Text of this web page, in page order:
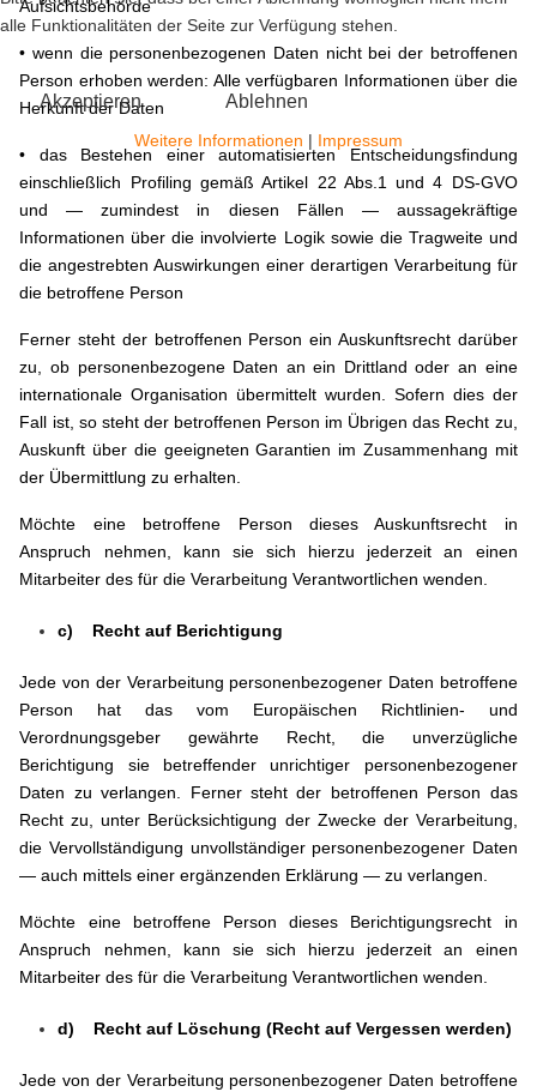
Aufsichtsbehörde
• wenn die personenbezogenen Daten nicht bei der betroffenen
Person erhoben werden: Alle verfügbaren Informationen über die
Herkunft der Daten
• das Bestehen einer automatisierten Entscheidungsfindung
einschließlich Profiling gemäß Artikel 22 Abs.1 und 4 DS-GVO
und — zumindest in diesen Fällen — aussagekräftige
Informationen über die involvierte Logik sowie die Tragweite und
die angestrebten Auswirkungen einer derartigen Verarbeitung für
die betroffene Person
Ferner steht der betroffenen Person ein Auskunftsrecht darüber
zu, ob personenbezogene Daten an ein Drittland oder an eine
internationale Organisation übermittelt wurden. Sofern dies der
Fall ist, so steht der betroffenen Person im Übrigen das Recht zu,
Auskunft über die geeigneten Garantien im Zusammenhang mit
der Übermittlung zu erhalten.
Möchte eine betroffene Person dieses Auskunftsrecht in
Anspruch nehmen, kann sie sich hierzu jederzeit an einen
Mitarbeiter des für die Verarbeitung Verantwortlichen wenden.
c) Recht auf Berichtigung
Jede von der Verarbeitung personenbezogener Daten betroffene
Person hat das vom Europäischen Richtlinien- und
Verordnungsgeber gewährte Recht, die unverzügliche
Berichtigung sie betreffender unrichtiger personenbezogener
Daten zu verlangen. Ferner steht der betroffenen Person das
Recht zu, unter Berücksichtigung der Zwecke der Verarbeitung,
die Vervollständigung unvollständiger personenbezogener Daten
— auch mittels einer ergänzenden Erklärung — zu verlangen.
Möchte eine betroffene Person dieses Berichtigungsrecht in
Anspruch nehmen, kann sie sich hierzu jederzeit an einen
Mitarbeiter des für die Verarbeitung Verantwortlichen wenden.
d) Recht auf Löschung (Recht auf Vergessen werden)
Jede von der Verarbeitung personenbezogener Daten betroffene
alle Funktionalitäten der Seite zur Verfügung stehen.
Akzeptieren Ablehnen
Weitere Informationen | Impressum